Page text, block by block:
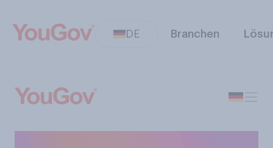
DE Branchen